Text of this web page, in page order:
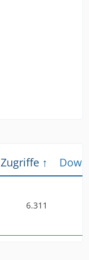
Zugriffe
6.311